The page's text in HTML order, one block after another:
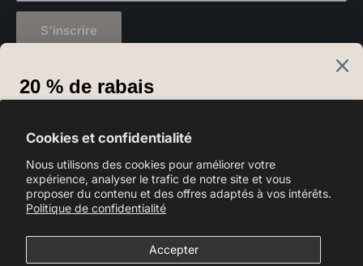
Cookies et confidentialité
Nous utilisons des cookies pour améliorer votre
expérience, analyser le trafic de notre site et vous
proposer du contenu et des offres adaptés à vos intérêts.
Politique de confidentialité
Accepter
S'inscrire
Langue
Nous acceptons